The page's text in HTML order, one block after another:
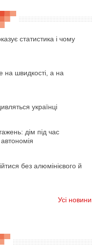
статистика і чому
на швидкості, а на
українці
дім під час
без алюмінієвого й
Усі новини